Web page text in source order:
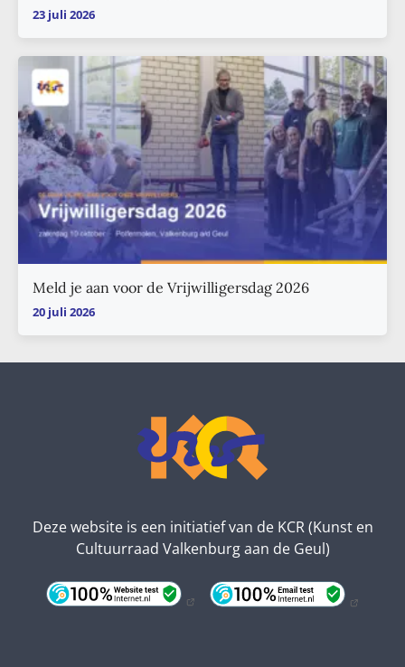
23 juli 2026
Meld je aan voor de Vrijwilligersdag 2026
20 juli 2026
Deze website is een initiatief van de KCR (Kunst en
Cultuurraad Valkenburg aan de Geul)